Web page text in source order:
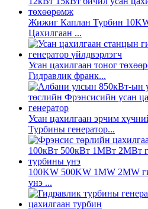
Жижиг Каплан Турбин
Цахилгаан ...
Усан цахилгаан тоног
Гидравлик франк...
Усан цахилгаан эрчим
Турбины генератор...
100KW 500KW 1MW 2MW
үнэ ...